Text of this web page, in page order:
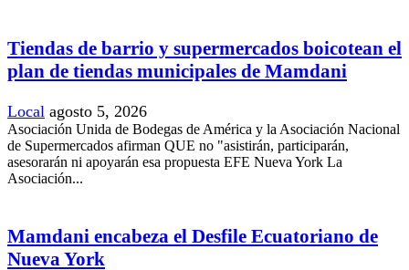
Tiendas de barrio y supermercados boicotean el
plan de tiendas municipales de Mamdani
Local agosto 5, 2026
Asociación Unida de Bodegas de América y la Asociación Nacional
de Supermercados afirman QUE no "asistirán, participarán,
asesorarán ni apoyarán esa propuesta EFE Nueva York La
Asociación...
Mamdani encabeza el Desfile Ecuatoriano de
Nueva York